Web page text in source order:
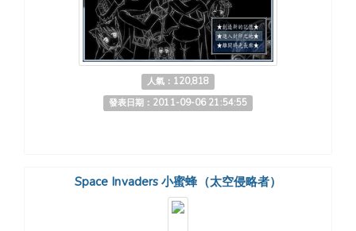
人氣：120,818
發表日期：2011-09-06 21:54:55
Space Invaders 小蜜蜂（太空侵略者）